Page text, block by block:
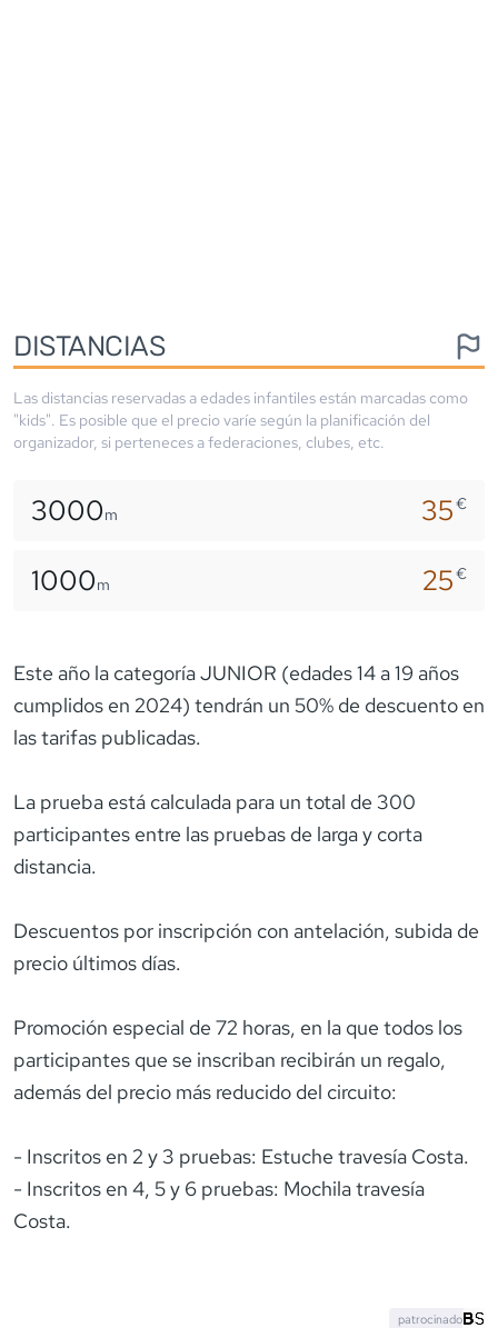
DISTANCIAS
Las distancias reservadas a edades infantiles están marcadas como
"kids". Es posible que el precio varíe según la planificación del
organizador, si perteneces a federaciones, clubes, etc.
3000m 35€
1000m 25€
Este año la categoría JUNIOR (edades 14 a 19 años
cumplidos en 2024) tendrán un 50% de descuento en
las tarifas publicadas.
La prueba está calculada para un total de 300
participantes entre las pruebas de larga y corta
distancia.
Descuentos por inscripción con antelación, subida de
precio últimos días.
Promoción especial de 72 horas, en la que todos los
participantes que se inscriban recibirán un regalo,
además del precio más reducido del circuito:
- Inscritos en 2 y 3 pruebas: Estuche travesía Costa.
- Inscritos en 4, 5 y 6 pruebas: Mochila travesía
Costa.
patrocinado